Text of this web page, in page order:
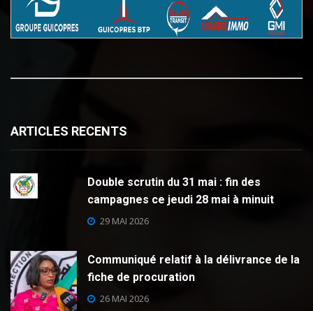
ARTICLES RECENTS
Double scrutin du 31 mai : fin des
campagnes ce jeudi 28 mai à minuit
29 MAI 2026
Communiqué relatif à la délivrance de la
fiche de procuration
26 MAI 2026